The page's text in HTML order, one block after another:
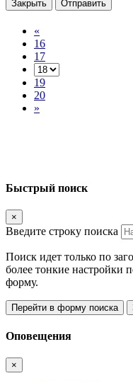
Закрыть Отправить
«
16
17
19
20
»
Быстрый поиск
×
Введите строку поиска
Поиск идет только по
более тонкие настройки
форму.
Перейти в форму поиска
Оповещения
×